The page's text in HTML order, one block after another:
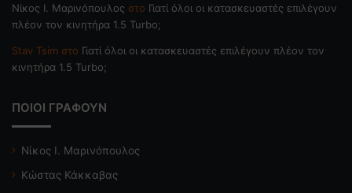
Nίκος Ι. Mαρινόπουλος στο Γιατί όλοι οι κατασκευαστές επιλέγουν
πλέον τον κινητήρα 1.5 Turbo;
Stav Tsim στο Γιατί όλοι οι κατασκευαστές επιλέγουν πλέον τον
κινητήρα 1.5 Turbo;
ΠΟΙΟΙ ΓΡΑΦΟΥΝ
Νίκος Ι. Μαρινόπουλος
Κώστας Κάκκαβας